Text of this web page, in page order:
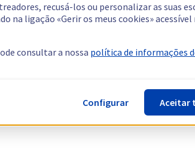
recusá-los ou personalizar as suas
na ligação «Gerir os meus cookies» acessível
consultar a nossa política de informações
Configurar Aceitar